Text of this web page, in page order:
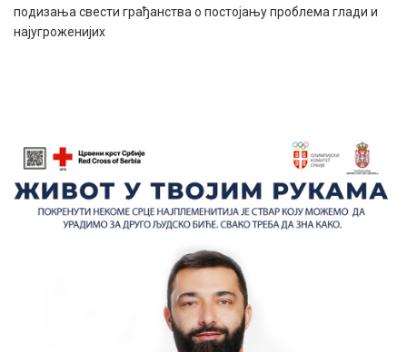
подизања свести грађанства о постојању проблема глади и
најугроженијих